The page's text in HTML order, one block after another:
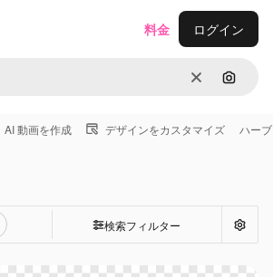
消去 画像で
料金 ログイン
AI 動画を作成 デザインをカスタマイズ ハーブ
検索フィルター